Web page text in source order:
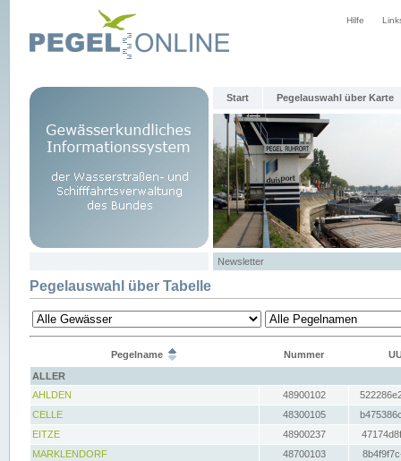
Hilfe
Start Pegelauswahl über Karte
Newsletter
Pegelauswahl über Tabelle
Pegelname Nummer
ALLER
AHLDEN
48900102
CELLE
48300105
EITZE
48900237
MARKLENDORF
48700103